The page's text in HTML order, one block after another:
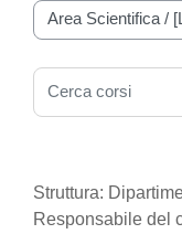
Categorie di corso
Cerca corsi
Struttura:
Responsabile del